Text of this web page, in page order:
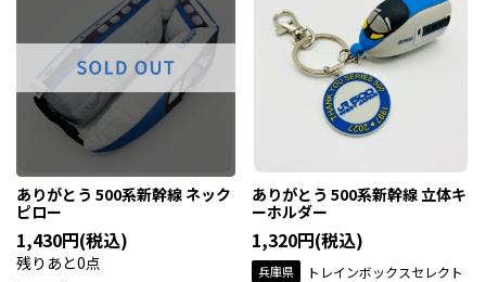
ありがとう 500系新幹線 ネック
ピロー
1,430円(税込)
残りあと0点
ありがとう 500系新幹線 立体キ
ーホルダー
1,320円(税込)
兵庫県 トレインボックスセレクト